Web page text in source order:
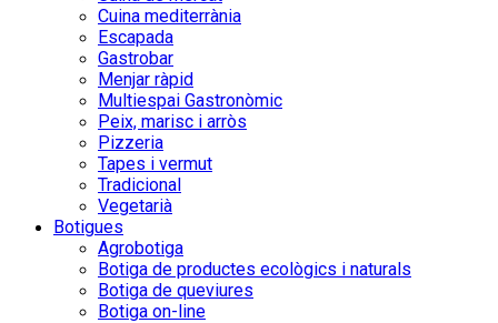
Cuina mediterrània
Escapada
Gastrobar
Menjar ràpid
Multiespai Gastronòmic
Peix, marisc i arròs
Pizzeria
Tapes i vermut
Tradicional
Vegetarià
Botigues
Agrobotiga
Botiga de productes ecològics i naturals
Botiga de queviures
Botiga on-line